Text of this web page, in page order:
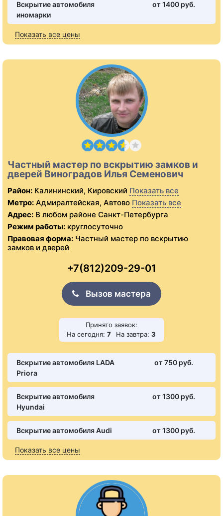
Вскрытие автомобиля
иномарки
от 1400 pуб.
Показать все цены
Частный мастер по вскрытию замков и
дверей Виноградов Илья Семенович
Район: Калининский, Кировский Показать все
Метро: Адмиралтейская, Автово Показать все
Адрес: В любом районе Санкт-Петербурга
Режим работы: круглосуточно
Правовая форма: Частный мастер по вскрытию
замков и дверей
+7(812)209-29-01
Вызов мастера
Принято заявок:
На сегодня: 7 На завтра: 3
Вскрытие автомобиля LADA
Priora
от 750 pуб.
Вскрытие автомобиля
Hyundai
от 1300 pуб.
Вскрытие автомобиля Audi от 1300 pуб.
Показать все цены